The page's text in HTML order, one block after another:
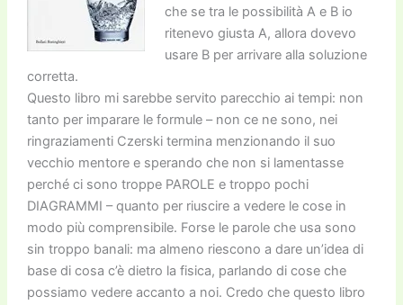
che se tra le possibilità A e B io
ritenevo giusta A, allora dovevo
usare B per arrivare alla soluzione
corretta.
Questo libro mi sarebbe servito parecchio ai tempi: non
tanto per imparare le formule – non ce ne sono, nei
ringraziamenti Czerski termina menzionando il suo
vecchio mentore e sperando che non si lamentasse
perché ci sono troppe PAROLE e troppo pochi
DIAGRAMMI – quanto per riuscire a vedere le cose in
modo più comprensibile. Forse le parole che usa sono
sin troppo banali: ma almeno riescono a dare un’idea di
base di cosa c’è dietro la fisica, parlando di cose che
possiamo vedere accanto a noi. Credo che questo libro